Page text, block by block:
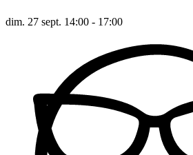
dim. 27 sept. 14:00 - 17:00